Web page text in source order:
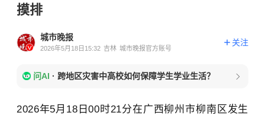
摸排
城市晚报
2026年5月18日15:32 吉林 城市晚报官方账号
关注
问AI · 跨地区灾害中高校如何保障学生学业生活？
2026年5月18日00时21分在广西柳州市柳南区发生